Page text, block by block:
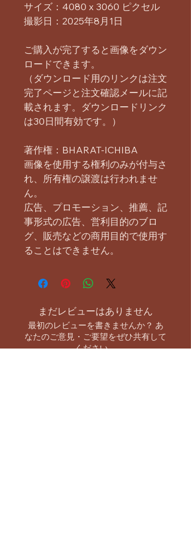
サイズ：4080 x 3060 ピクセル
撮影日：2025年8月1日
ご購入が完了すると画像をダウン
ロードできます。
（ダウンロード用のリンクは注文
完了ページと注文確認メールに記
載されます。ダウンロードリンク
は30日間有効です。）
著作権：BHARAT-ICHIBA
画像を使用する権利のみが付与さ
れ、所有権の譲渡は行われませ
ん。
広告、プロモーション、推薦、記
事形式の広告、営利目的のブロ
グ、販売などの商用目的で使用す
ることはできません。
まだレビューはありません
最初のレビューを書きませんか？ あ
なたのご意見・ご要望をぜひ共有して
ください。